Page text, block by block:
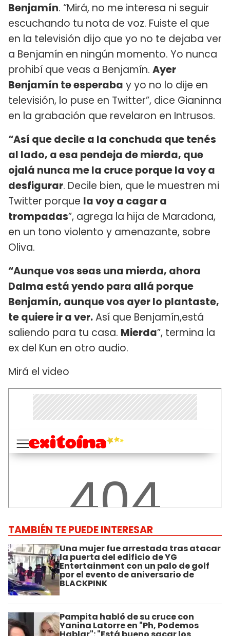
Benjamín. “Mirá, no me interesa ni seguir
escuchando tu nota de voz. Fuiste el que
en la televisión dijo que yo no te dejaba ver
a Benjamín en ningún momento. Yo nunca
prohibí que veas a Benjamín. Ayer
Benjamín te esperaba y yo no lo dije en
televisión, lo puse en Twitter”, dice Gianinna
en la grabación que revelaron en Intrusos.
“Así que decile a la conchuda que tenés
al lado, a esa pendeja de mierda, que
ojalá nunca me la cruce porque la voy a
desfigurar. Decile bien, que le muestren mi
Twitter porque la voy a cagar a
trompadas”, agrega la hija de Maradona,
en un tono violento y amenazante, sobre
Oliva.
“Aunque vos seas una mierda, ahora
Dalma está yendo para allá porque
Benjamín, aunque vos ayer lo plantaste,
te quiere ir a ver.Así que Benjamín,está
saliendo para tu casa. Mierda”, termina la
ex del Kun en otro audio.
Mirá el video
TAMBIÉN TE PUEDE INTERESAR
Una mujer fue arrestada tras atacar
la puerta del edificio de YG
Entertainment con un palo de golf
por el evento de aniversario de
BLACKPINK
Pampita habló de su cruce con
Yanina Latorre en "Ph, Podemos